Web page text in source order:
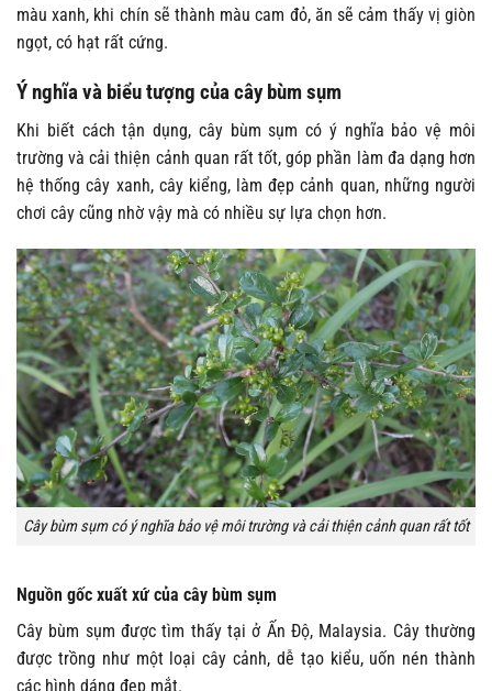
màu xanh, khi chín sẽ thành màu cam đỏ, ăn sẽ cảm thấy vị giòn
ngọt, có hạt rất cứng.
Ý nghĩa và biểu tượng của cây bùm sụm
Khi biết cách tận dụng, cây bùm sụm có ý nghĩa bảo vệ môi
trường và cải thiện cảnh quan rất tốt, góp phần làm đa dạng hơn
hệ thống cây xanh, cây kiểng, làm đẹp cảnh quan, những người
chơi cây cũng nhờ vậy mà có nhiều sự lựa chọn hơn.
Cây bùm sụm có ý nghĩa bảo vệ môi trường và cải thiện cảnh quan rất tốt
Nguồn gốc xuất xứ của cây bùm sụm
Cây bùm sụm được tìm thấy tại ở Ấn Độ, Malaysia. Cây thường
được trồng như một loại cây cảnh, dễ tạo kiểu, uốn nén thành
các hình dáng đẹp mắt.